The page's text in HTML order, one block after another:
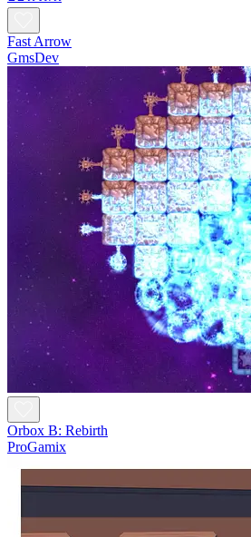
Fast Arrow
GmsDev
Orbox B: Rebirth
ProGamix